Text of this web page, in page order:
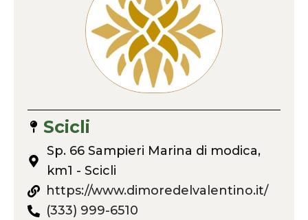
Scicli
Sp. 66 Sampieri Marina di modica,
km1 - Scicli
https://www.dimoredelvalentino.it/
(333) 999-6510